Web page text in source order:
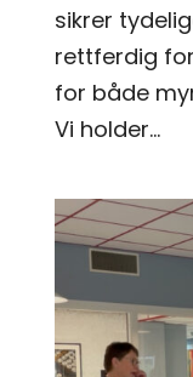
sikrer
rettferdig
for både
Vi holder...